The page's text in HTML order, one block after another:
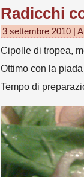
Radicchi
3 settembre 2010 |
Cipolle di tropea,
Ottimo con la piada
Tempo di